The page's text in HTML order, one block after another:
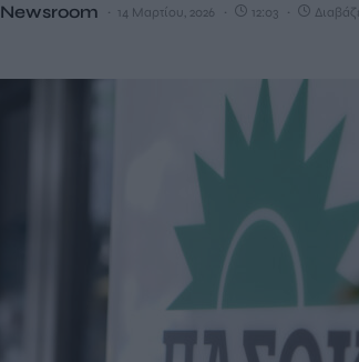
Newsroom 14 Μαρτίου, 2026 12:03